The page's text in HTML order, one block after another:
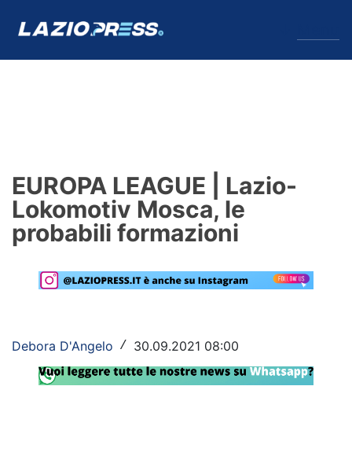
Formello
Infortuni
Primavera
Lazio Women
Rassegna Lazio
EUROPA LEAGUE | Lazio-
Lokomotiv Mosca, le
probabili formazioni
Debora D'Angelo / 30.09.2021 08:00